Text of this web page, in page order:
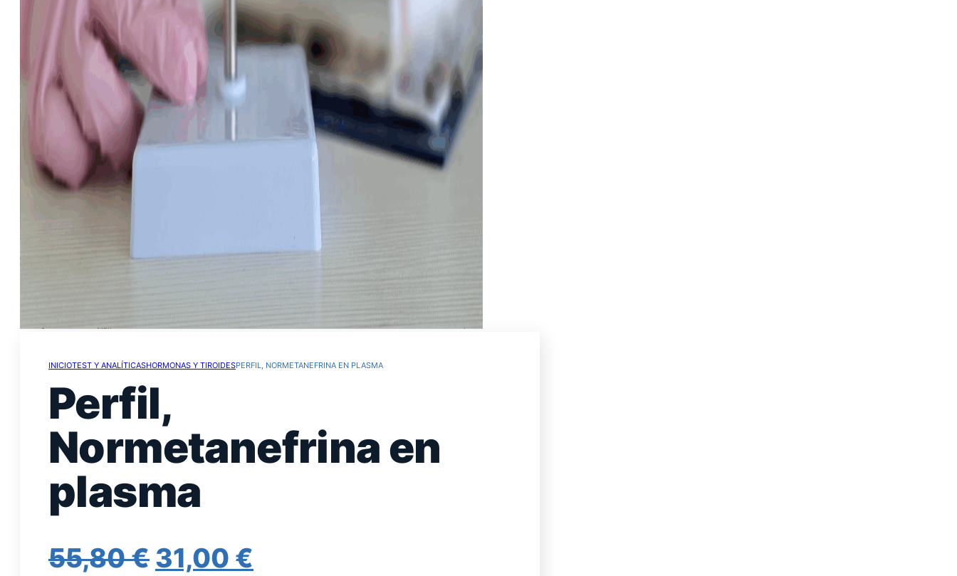
INICIOTEST Y ANALÍTICASHORMONAS Y TIROIDESPERFIL, NORMETANEFRINA EN PLASMA
Perfil,
Normetanefrina en
plasma
55,80€ EL
31,00 €